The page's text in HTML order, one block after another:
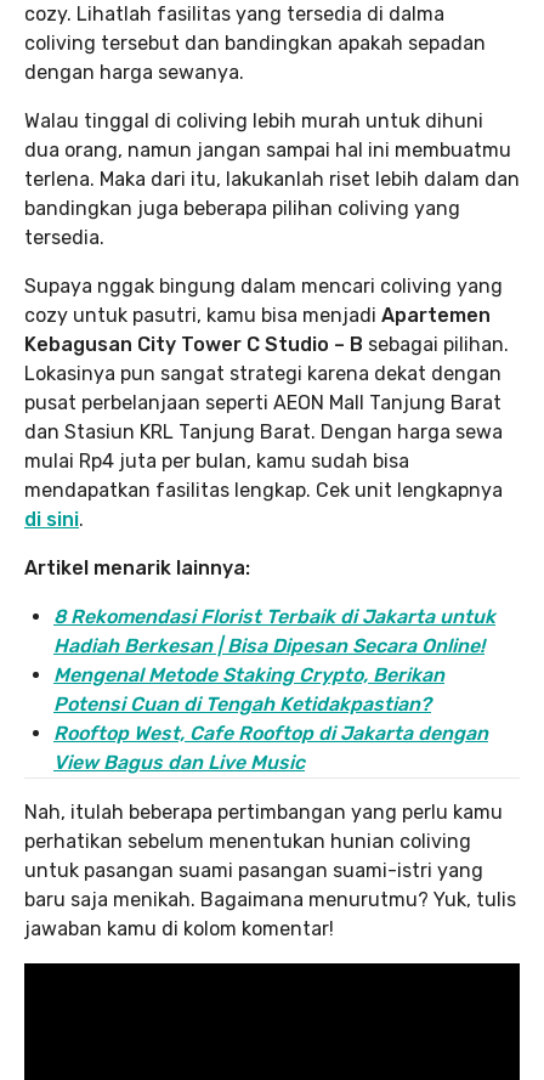
cozy. Lihatlah fasilitas yang tersedia di dalma
coliving tersebut dan bandingkan apakah sepadan
dengan harga sewanya.
Walau tinggal di coliving lebih murah untuk dihuni
dua orang, namun jangan sampai hal ini membuatmu
terlena. Maka dari itu, lakukanlah riset lebih dalam dan
bandingkan juga beberapa pilihan coliving yang
tersedia.
Supaya nggak bingung dalam mencari coliving yang
cozy untuk pasutri, kamu bisa menjadi Apartemen
Kebagusan City Tower C Studio – B sebagai pilihan.
Lokasinya pun sangat strategi karena dekat dengan
pusat perbelanjaan seperti AEON Mall Tanjung Barat
dan Stasiun KRL Tanjung Barat. Dengan harga sewa
mulai Rp4 juta per bulan, kamu sudah bisa
mendapatkan fasilitas lengkap. Cek unit lengkapnya
di sini.
Artikel menarik lainnya:
8 Rekomendasi Florist Terbaik di Jakarta untuk
Hadiah Berkesan | Bisa Dipesan Secara Online!
Mengenal Metode Staking Crypto, Berikan
Potensi Cuan di Tengah Ketidakpastian?
Rooftop West, Cafe Rooftop di Jakarta dengan
View Bagus dan Live Music
Nah, itulah beberapa pertimbangan yang perlu kamu
perhatikan sebelum menentukan hunian coliving
untuk pasangan suami pasangan suami-istri yang
baru saja menikah. Bagaimana menurutmu? Yuk, tulis
jawaban kamu di kolom komentar!